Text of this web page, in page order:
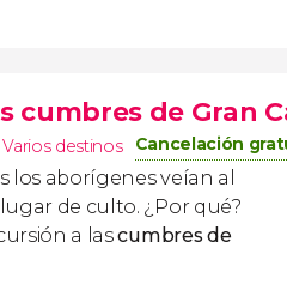
cumbres de Gran
Varios destinos Cancelación
los aborígenes veían al
de culto. ¿Por qué?
a lascumbres de